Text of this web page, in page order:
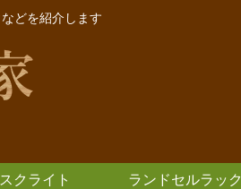
どを紹介します
クライト
ランドセルラック